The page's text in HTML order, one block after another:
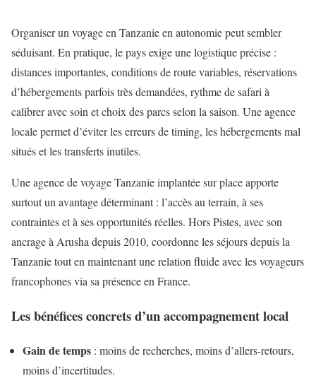
Organiser un voyage en Tanzanie en autonomie peut sembler
séduisant. En pratique, le pays exige une logistique précise :
distances importantes, conditions de route variables, réservations
d’hébergements parfois très demandées, rythme de safari à
calibrer avec soin et choix des parcs selon la saison. Une agence
locale permet d’éviter les erreurs de timing, les hébergements mal
situés et les transferts inutiles.
Une agence de voyage Tanzanie implantée sur place apporte
surtout un avantage déterminant : l’accès au terrain, à ses
contraintes et à ses opportunités réelles. Hors Pistes, avec son
ancrage à Arusha depuis 2010, coordonne les séjours depuis la
Tanzanie tout en maintenant une relation fluide avec les voyageurs
francophones via sa présence en France.
Les bénéfices concrets d’un accompagnement local
Gain de temps : moins de recherches, moins d’allers-retours,
moins d’incertitudes.